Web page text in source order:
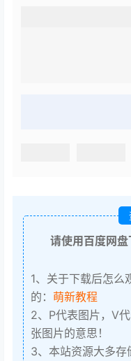
请使用百度网盘
1、关于下载后怎么
的： 萌新教程
2、P代表图片，V
张图片的意思！
3、本站资源大多存